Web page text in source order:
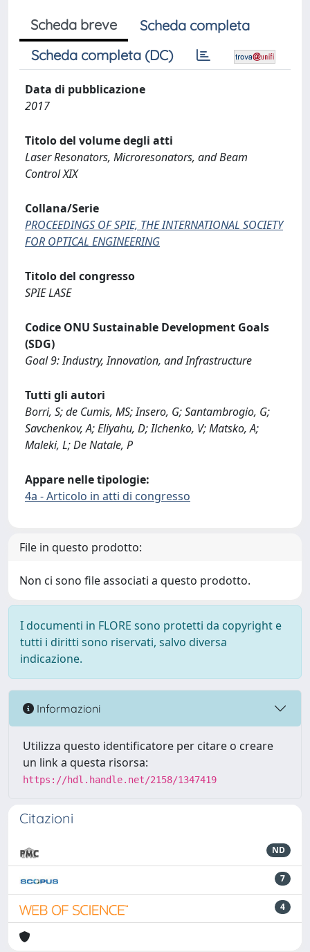
Scheda breve
Scheda completa
Scheda completa (DC)
Data di pubblicazione
2017
Titolo del volume degli atti
Laser Resonators, Microresonators, and Beam
Control XIX
Collana/Serie
PROCEEDINGS OF SPIE, THE INTERNATIONAL SOCIETY
FOR OPTICAL ENGINEERING
Titolo del congresso
SPIE LASE
Codice ONU Sustainable Development Goals
(SDG)
Goal 9: Industry, Innovation, and Infrastructure
Tutti gli autori
Borri, S; de Cumis, MS; Insero, G; Santambrogio, G;
Savchenkov, A; Eliyahu, D; Ilchenko, V; Matsko, A;
Maleki, L; De Natale, P
Appare nelle tipologie:
4a - Articolo in atti di congresso
File in questo prodotto:
Non ci sono file associati a questo prodotto.
I documenti in FLORE sono protetti da copyright e
tutti i diritti sono riservati, salvo diversa
indicazione.
Informazioni
Utilizza questo identificatore per citare o creare
un link a questa risorsa:
https://hdl.handle.net/2158/1347419
Citazioni
ND
7
4